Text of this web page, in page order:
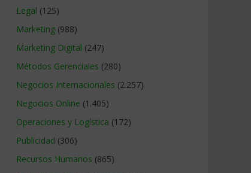
Legal (125)
Marketing (988)
Marketing Digital (247)
Métodos Gerenciales (280)
Negocios Internacionales (2.257)
Negocios Online (1.405)
Operaciones y Logística (172)
Publicidad (306)
Recursos Humanos (865)